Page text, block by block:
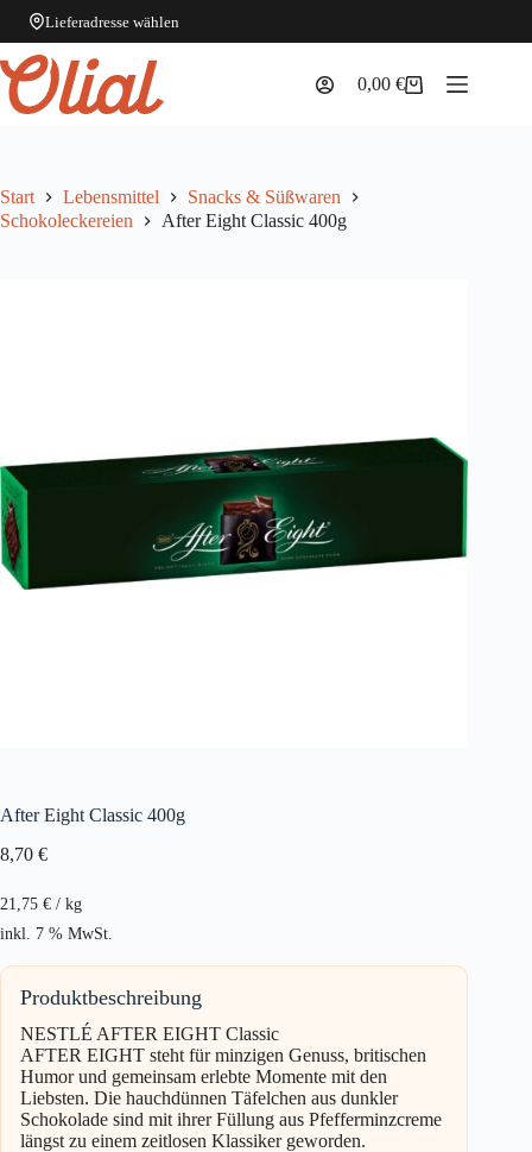
Lieferadresse wählen
Zum
Inhalt
springen
Warenkorb
0,00€
Start Lebensmittel
Snacks & Süßwaren
Schokoleckereien
After Eight Classic 400g
After Eight Classic 400g
8,70 €
21,75 € / kg
inkl. 7 % MwSt.
Produktbeschreibung
NESTLÉ AFTER EIGHT Classic
AFTER EIGHT steht für minzigen Genuss, britischen
Humor und gemeinsam erlebte Momente mit den
Liebsten. Die hauchdünnen Täfelchen aus dunkler
Schokolade sind mit ihrer Füllung aus Pfefferminzcreme
längst zu einem zeitlosen Klassiker geworden.